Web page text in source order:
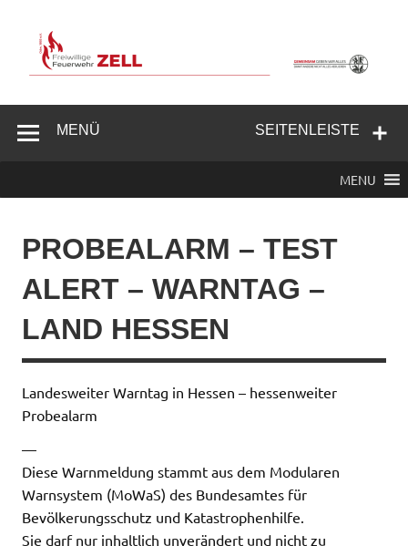
springen
Feuerwehr
SEITENLEISTE
MENÜ
MENU
PROBEALARM – TEST
ALERT – WARNTAG –
LAND HESSEN
Landesweiter Warntag in Hessen – hessenweiter
Probealarm
—
Diese Warnmeldung stammt aus dem Modularen
Warnsystem (MoWaS) des Bundesamtes für
Bevölkerungsschutz und Katastrophenhilfe.
Sie darf nur inhaltlich unverändert und nicht zu